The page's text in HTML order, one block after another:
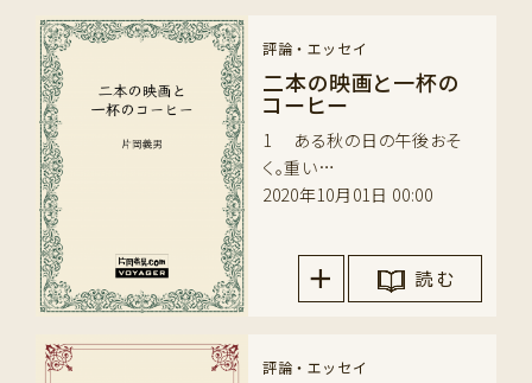
評論・エッセイ
二本の映画と一杯の
コーヒー
1 ある秋の日の午後おそ
く。重い…
2020年10月01日 00:00
読 む
評論・エッセイ